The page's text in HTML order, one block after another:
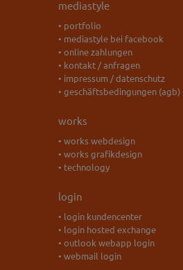
mediastyle
• portfolio
• mediastyle bei facebook
• online zahlungen
• kontakt / anfragen
• impressum / datenschutz
• geschäftsbedingungen (agb)
works
• works webdesign
• works grafikdesign
• technology
login
• login kundencenter
• login hosted exchange
• outlook webapp login
• webmail login